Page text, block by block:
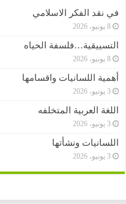
في نقد الفكر الاسلامي
8 يونيو، 2026
التسييقية…فلسفة الحياه
8 يونيو، 2026
أهمية اللسانيات واقسامها
3 يونيو، 2026
اللغة العربية المتخلفه
3 يونيو، 2026
اللسانيات ونشأتها
3 يونيو، 2026